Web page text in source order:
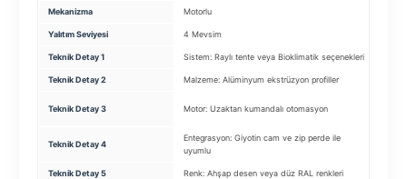
Mekanizma Motorlu
Yalıtım Seviyesi 4 Mevsim
Teknik Detay 1 Sistem: Raylı tente veya Bioklimatik seçenekleri
Teknik Detay 2 Malzeme: Alüminyum ekstrüzyon profiller
Teknik Detay 3 Motor: Uzaktan kumandalı otomasyon
Teknik Detay 4
Entegrasyon: Giyotin cam ve zip perde ile
uyumlu
Teknik Detay 5 Renk: Ahşap desen veya düz RAL renkleri